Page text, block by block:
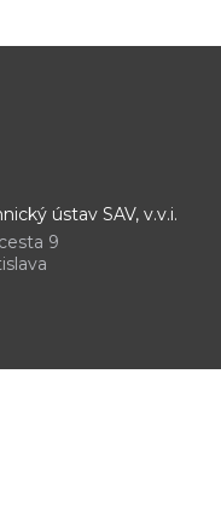
ústav SAV, v.v.i.
9